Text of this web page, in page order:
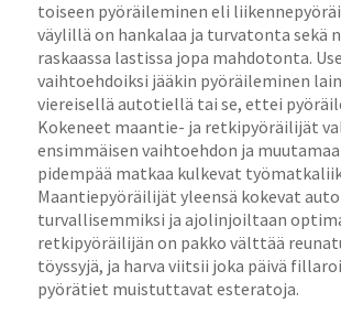
toiseen pyöräileminen eli
väylillä on hankalaa ja turvatonta sekä
raskaassa lastissa jopa mahdotonta.
vaihtoehdoiksi jääkin pyöräileminen
viereisellä autotiellä tai se, ettei
Kokeneet maantie- ja retkipyöräilijät
ensimmäisen vaihtoehdon ja
pidempää matkaa kulkevat
Maantiepyöräilijät yleensä kokevat
turvallisemmiksi ja ajolinjoiltaan
retkipyöräilijän on pakko välttää
töyssyjä, ja harva viitsii joka päivä
pyörätiet muistuttavat esteratoja.